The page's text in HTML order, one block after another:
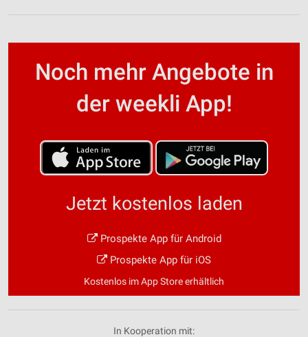
Noch mehr Angebote in
der weekli App!
Jetzt kostenlos laden
Prospekte App für Android
Prospekte App für iOS
Kostenlos im App Store erhältlich
In Kooperation mit: